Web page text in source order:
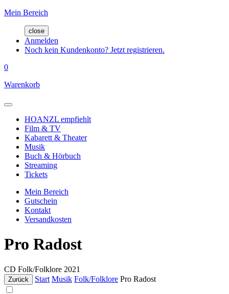
Mein Bereich
close
Anmelden
Noch kein Kundenkonto? Jetzt registrieren.
0
Warenkorb
HOANZL empfiehlt
Film & TV
Kabarett & Theater
Musik
Buch & Hörbuch
Streaming
Tickets
Mein Bereich
Gutschein
Kontakt
Versandkosten
Pro Radost
CD Folk/Folklore 2021
Zurück Start Musik Folk/Folklore Pro Radost